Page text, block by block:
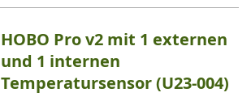
HOBO Pro v2 mit 1 externen
und 1 internen
Temperatursensor (U23-004)